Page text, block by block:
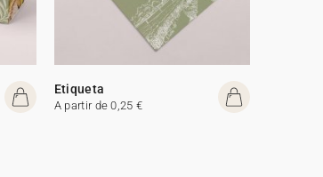
Etiqueta
A partir de 0,25 €